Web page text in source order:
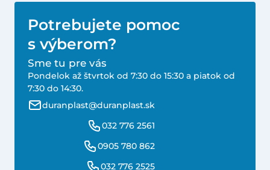
Potrebujete pomoc
s výberom?
Sme tu pre vás
Pondelok až štvrtok od 7:30 do 15:30 a piatok od
7:30 do 14:30.
duranplast@duranplast.sk
032 776 2561
0905 780 862
032 776 2525